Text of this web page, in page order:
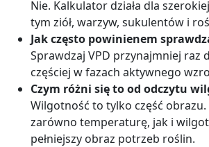
Nie. Kalkulator działa dla
tym ziół, warzyw, sukulentów i
Jak często powinienem
Sprawdzaj VPD przynajmniej raz
częściej w fazach aktywnego
Czym różni się to od odczytu
Wilgotność to tylko część obrazu.
zarówno temperaturę, jak i
pełniejszy obraz potrzeb roślin.